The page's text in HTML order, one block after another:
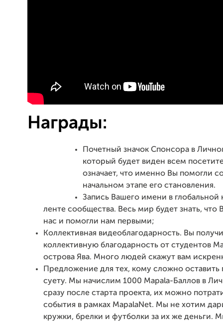
Награды:
Почетный значок Спонсора в
который будет виден всем
означает, что именно Вы помогли
начальном этапе его становления.
Запись Вашего имени в глобальной
ленте сообщества. Весь мир будет знать, что
нас и помогли нам первыми;
Коллективная видеоблагодарность. Вы
коллективную благодарность от студентов
острова Ява. Много людей скажут вам
Предложение для тех, кому сложно
суету. Мы начислим 1000 Mapala-Баллов в
сразу после старта проекта, их можно
события в рамках MapalaNet. Мы не хотим
кружки, брелки и футболки за их же деньги.